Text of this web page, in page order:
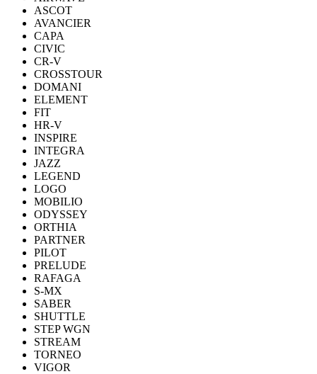
ASCOT
AVANCIER
CAPA
CIVIC
CR-V
CROSSTOUR
DOMANI
ELEMENT
FIT
HR-V
INSPIRE
INTEGRA
JAZZ
LEGEND
LOGO
MOBILIO
ODYSSEY
ORTHIA
PARTNER
PILOT
PRELUDE
RAFAGA
S-MX
SABER
SHUTTLE
STEP WGN
STREAM
TORNEO
VIGOR